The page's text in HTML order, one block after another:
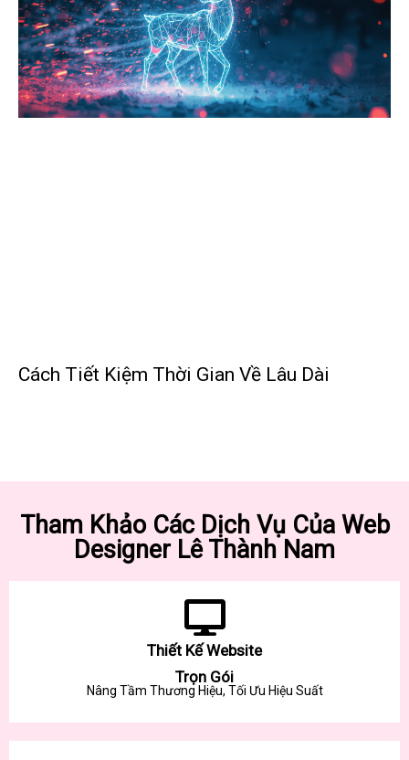
Cách Tiết Kiệm Thời Gian Về Lâu Dài
Tham Khảo Các Dịch Vụ Của Web
Designer Lê Thành Nam
Thiết Kế Website
Trọn Gói
Nâng Tầm Thương Hiệu, Tối Ưu Hiệu Suất